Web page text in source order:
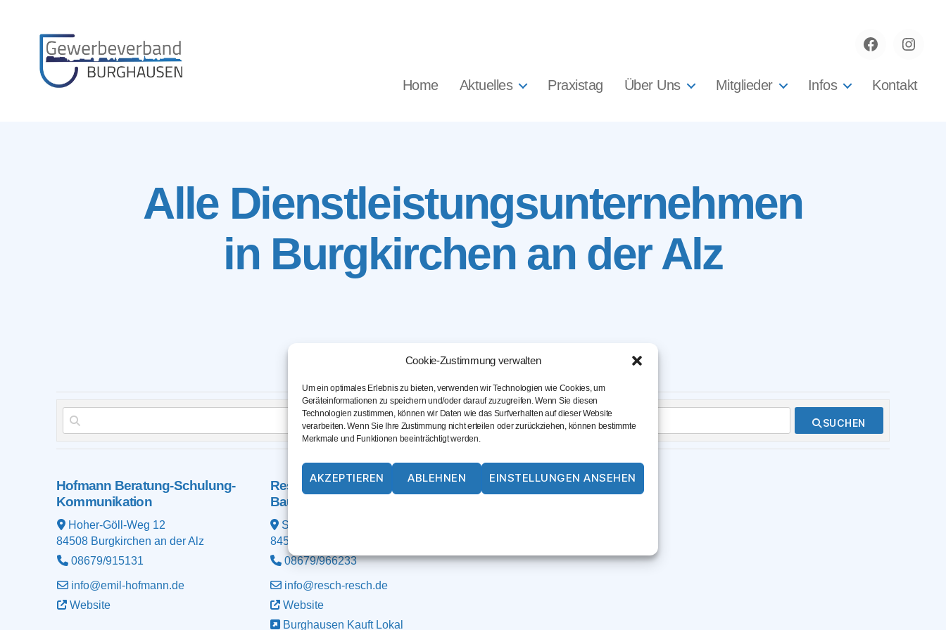
Cookie-Zustimmung verwalten
Um ein optimales Erlebnis zu bieten, verwenden wir Technologien wie Cookies, um
Geräteinformationen zu speichern und/oder darauf zuzugreifen. Wenn Sie diesen
Technologien zustimmen, können wir Daten wie das Surfverhalten auf dieser Website
verarbeiten. Wenn Sie Ihre Zustimmung nicht erteilen oder zurückziehen, können bestimmte
Merkmale und Funktionen beeinträchtigt werden.
AKZEPTIEREN ABLEHNEN EINSTELLUNGEN ANSEHEN
Facebook
Home Aktuelles Praxistag Über Uns Mitglieder Infos Kontakt
Alle Dienstleistungsunternehmen
in Burgkirchen an der Alz
SUCHEN
Hofmann Beratung-Schulung-
Kommunikation
Hoher-Göll-Weg 12
84508 Burgkirchen an der Alz
08679/915131
info@emil-hofmann.de
Website
Resch + Resch GmbH
Baumaschinenvermietung
Seilerring 10
84508
08679/966233
info@resch-resch.de
Website
Burghausen Kauft Lokal